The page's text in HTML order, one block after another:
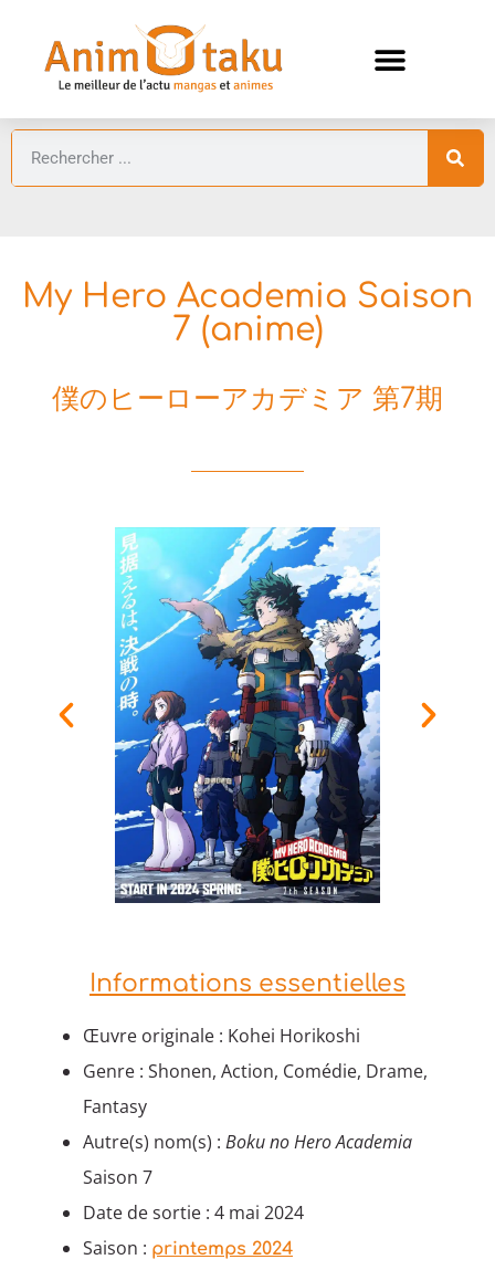
My Hero Academia Saison
7 (anime)
僕のヒーローアカデミア 第7期
Informations essentielles
Œuvre originale : Kohei Horikoshi
Genre : Shonen, Action, Comédie, Drame,
Fantasy
Autre(s) nom(s) : Boku no Hero Academia
Saison 7
Date de sortie : 4 mai 2024
Saison : printemps 2024